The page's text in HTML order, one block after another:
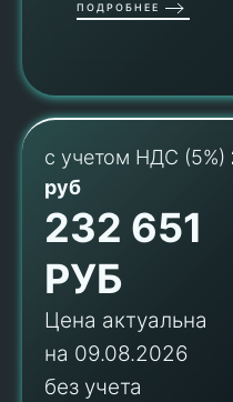
ПОДРОБНЕЕ
с учетом НДС (5%)
руб
232 651
РУБ
Цена актуальна
на 09.08.2026
без учета